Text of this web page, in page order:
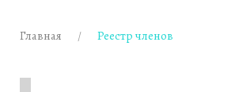
Главная Реестр членов